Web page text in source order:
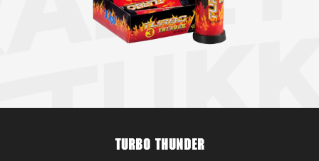
Turbo Thunder